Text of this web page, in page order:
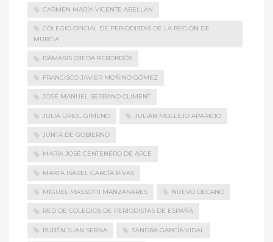
CARMEN MARÍA VICENTE ABELLÁN
COLEGIO OFICIAL DE PERIODISTAS DE LA REGIÓN DE
MURCIA
DÁMARIS OJEDA REBORDÓS
FRANCISCO JAVIER MOÑINO GÓMEZ
JOSÉ MANUEL SERRANO CLIMENT
JULIA URIOL GIMENO JULIÁN MOLLEJO APARICIO
JUNTA DE GOBIERNO
MARÍA JOSÉ CENTENERO DE ARCE
MARTA ISABEL GARCÍA RIVAS
MIGUEL MASSOTTI MANZANARES NUEVO DECANO
RED DE COLEGIOS DE PERIODISTAS DE ESPAÑA
RUBÉN JUAN SERNA SANDRA GARCÍA VIDAL